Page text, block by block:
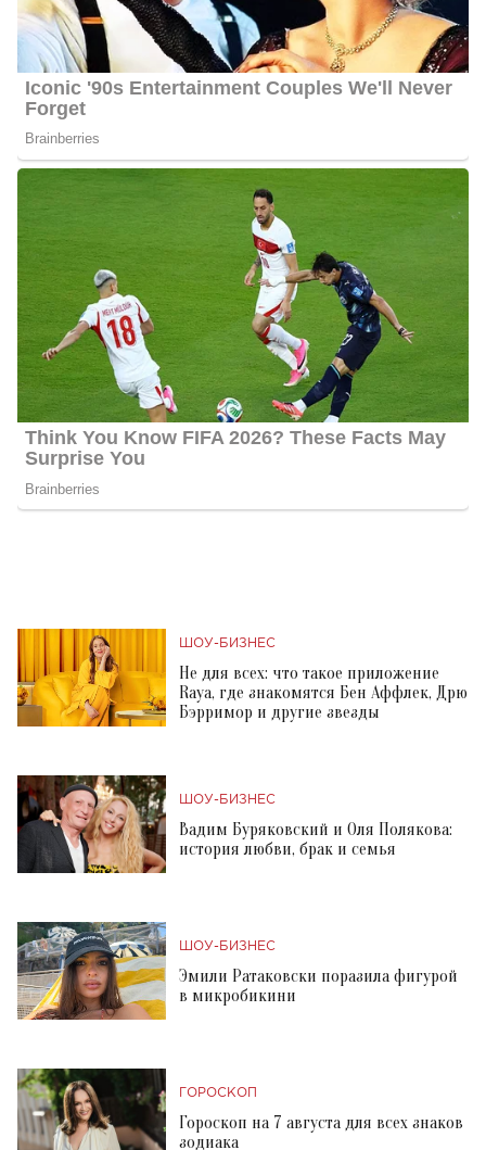
ШОУ-БИЗНЕС
Не для всех: что такое приложение
Raya, где знакомятся Бен Аффлек, Дрю
Бэрримор и другие звезды
ШОУ-БИЗНЕС
Вадим Буряковский и Оля Полякова:
история любви, брак и семья
ШОУ-БИЗНЕС
Эмили Ратаковски поразила фигурой
в микробикини
ГОРОСКОП
Гороскоп на 7 августа для всех знаков
зодиака